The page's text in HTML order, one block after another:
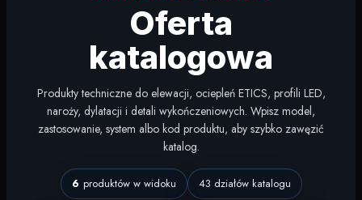
Oferta
katalogowa
Produkty techniczne do elewacji, ociepleń ETICS, profili LED,
naroży, dylatacji i detali wykończeniowych. Wpisz model,
zastosowanie, system albo kod produktu, aby szybko zawęzić
katalog.
6 produktów w widoku 43 działów katalogu